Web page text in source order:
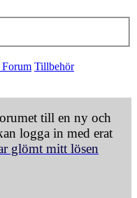
Tillbehör
till en ny och
logga in med erat
glömt mitt lösen